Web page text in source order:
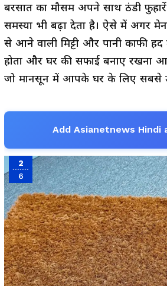
बरसात का मौसम अपने साथ ठंडी
समस्या भी बढ़ा देता है। ऐसे में अगर
से आने वाली मिट्टी और पानी काफी
होता और घर की सफाई बनाए रखना
जो मानसून में आपके घर के लिए सबसे
Add Asianetnews Hindi
2
6